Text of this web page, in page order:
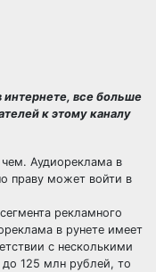
все больше
к этому каналу
чем. Аудиореклама в
праву может войти в
рекламного
в рунете имеет
с несколькими
125 млн рублей, то